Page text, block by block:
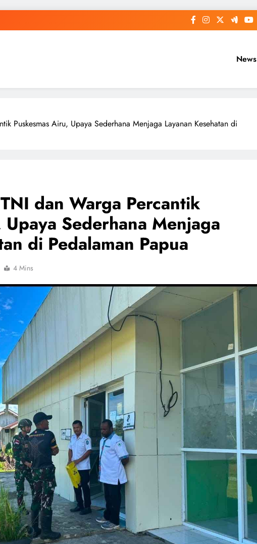
News
Puskesmas Airu, Upaya Sederhana Menjaga Layanan Kesehatan di
dan Warga Percantik
Sederhana Menjaga
di Pedalaman Papua
4 Mins